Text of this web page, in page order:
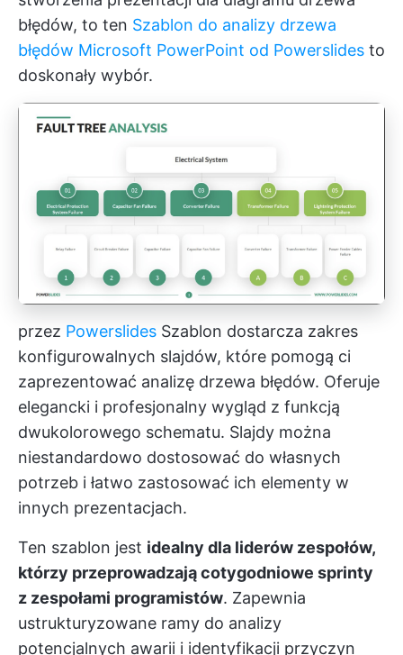
błędów, to ten Szablon do analizy drzewa
błędów Microsoft PowerPoint od Powerslides to
doskonały wybór.
przez Powerslides Szablon dostarcza zakres
konfigurowalnych slajdów, które pomogą ci
zaprezentować analizę drzewa błędów. Oferuje
elegancki i profesjonalny wygląd z funkcją
dwukolorowego schematu. Slajdy można
niestandardowo dostosować do własnych
potrzeb i łatwo zastosować ich elementy w
innych prezentacjach.
Ten szablon jest idealny dla liderów zespołów,
którzy przeprowadzają cotygodniowe sprinty
z zespołami programistów. Zapewnia
ustrukturyzowane ramy do analizy
potencjalnych awarii i identyfikacji przyczyn